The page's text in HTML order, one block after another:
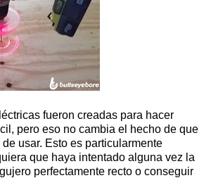
fueron creadas para hacer
pero eso no cambia el hecho de que
usar. Esto es particularmente
que haya intentado alguna vez la
perfectamente recto o conseguir